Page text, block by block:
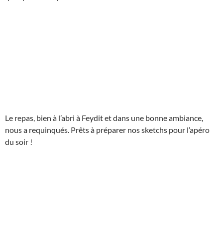
Le repas, bien à l’abri à Feydit et dans une bonne ambiance,
nous a requinqués. Prêts à préparer nos sketchs pour l’apéro
du soir !